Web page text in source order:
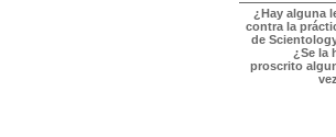
¿Hay alguna
contra la
de
¿Se la
proscrito